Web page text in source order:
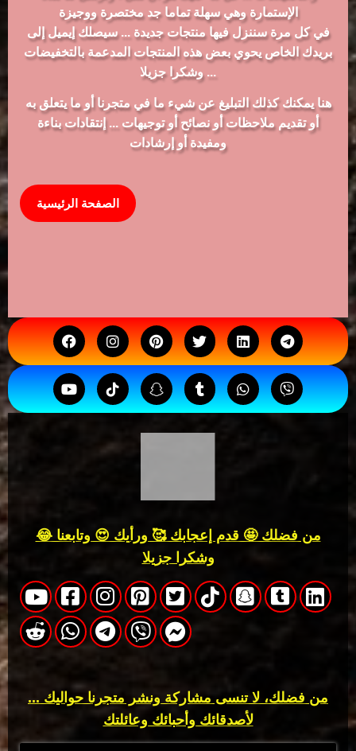
الإستمارة وهي سهلة تماما جد مختصرة ووجيزة
في كل مرة سننزل فيها منتجات جديدة ... سيصلك إيميل إلى
بريدك الخاص يحوي بعض هذه المنتجات المدعمة بالتخفيضات
... وشكرا جزيلا
هنا يمكنك كذلك التبليغ عن شيء ما في متجرنا أو ما يتعلق به
أو تقديم ملاحظات أو نصائح أو توجيهات ... إنتقادات بناءة
ومفيدة أو إرشادات
الصفحة الرئيسية
من فضلك 🤩 قدم إعجابك 🥰 ورأيك 😍 وتابعنا 😂
وشكرا جزيلا
من فضلك، لا تنسى مشاركة ونشر متجرنا حواليك ...
لأصدقائك وأحبائك وعائلتك